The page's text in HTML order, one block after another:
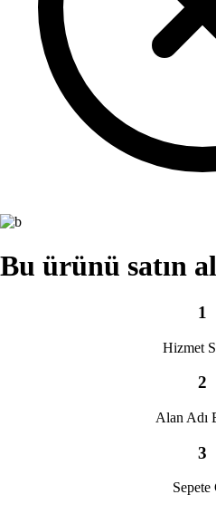
Bu ürünü satın
1
Hizmet
2
Alan Adı
3
Sepete